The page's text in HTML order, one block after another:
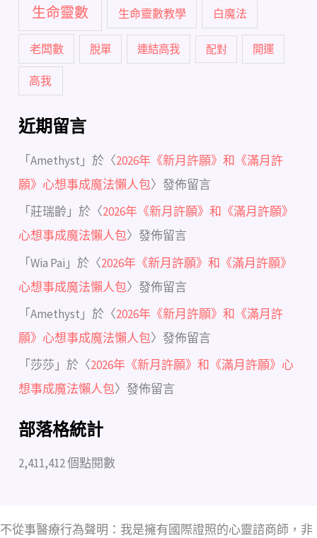
生命靈數 生命靈數教學 白魔法
老闆數 脫單 連結高我 配對 開運
高我
近期留言
「Amethyst 」於〈2026年《新月許願》和《滿月許
願》心想事成魔法懶人包〉發佈留言
「莊瑞齡 」於〈2026年《新月許願》和《滿月許願》
心想事成魔法懶人包〉發佈留言
「Wia Pai 」於〈2026年《新月許願》和《滿月許願》
心想事成魔法懶人包〉發佈留言
「Amethyst 」於〈2026年《新月許願》和《滿月許
願》心想事成魔法懶人包〉發佈留言
「 莎莎 」於〈2026年《新月許願》和《滿月許願》心
想事成魔法懶人包〉發佈留言
部落格統計
2,411,412 個點閱數
不從事醫療行為聲明：我是擁有國際證照的心靈諮商師，非